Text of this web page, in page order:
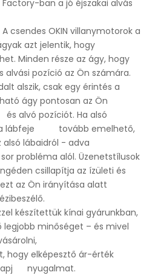
ban a jó éjszakai alvás
csendes OKIN villanymotorok a
azt jelentik, hogy
Minden része az ágy, hogy
pozíció az Ön számára.
alszik, csak egy érintés a
ágy pontosan az Ön
alvó pozíciót. Ha alsó
a lábfeje tovább emelhető,
alsó lábaidról - adva
probléma alól. Üzenetstílusok
csillapítja az ízületi és
az Ön irányítása alatt
készítettük kínai gyárunkban,
minőséget – és mivel
hogy elképesztő ár-érték
nyugalmat.